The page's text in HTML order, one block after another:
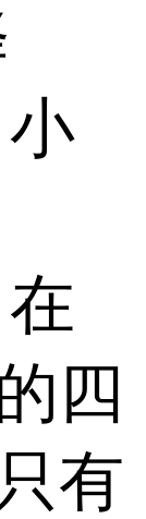
四
有